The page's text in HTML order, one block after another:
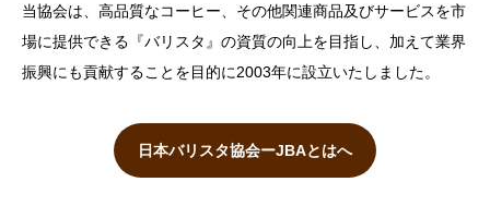
当協会は、高品質なコーヒー、その他関連商品及びサービスを市
場に提供できる『バリスタ』の資質の向上を目指し、加えて業界
振興にも貢献することを目的に2003年に設立いたしました。
日本バリスタ協会ーJBAとはへ
日本バリスタ協会(JBA)がプロのバリスタを認定します
JBAは協会が選定した者に『JBAマエストロ』の称号を授与す
る。
JBAマエストロについてへ